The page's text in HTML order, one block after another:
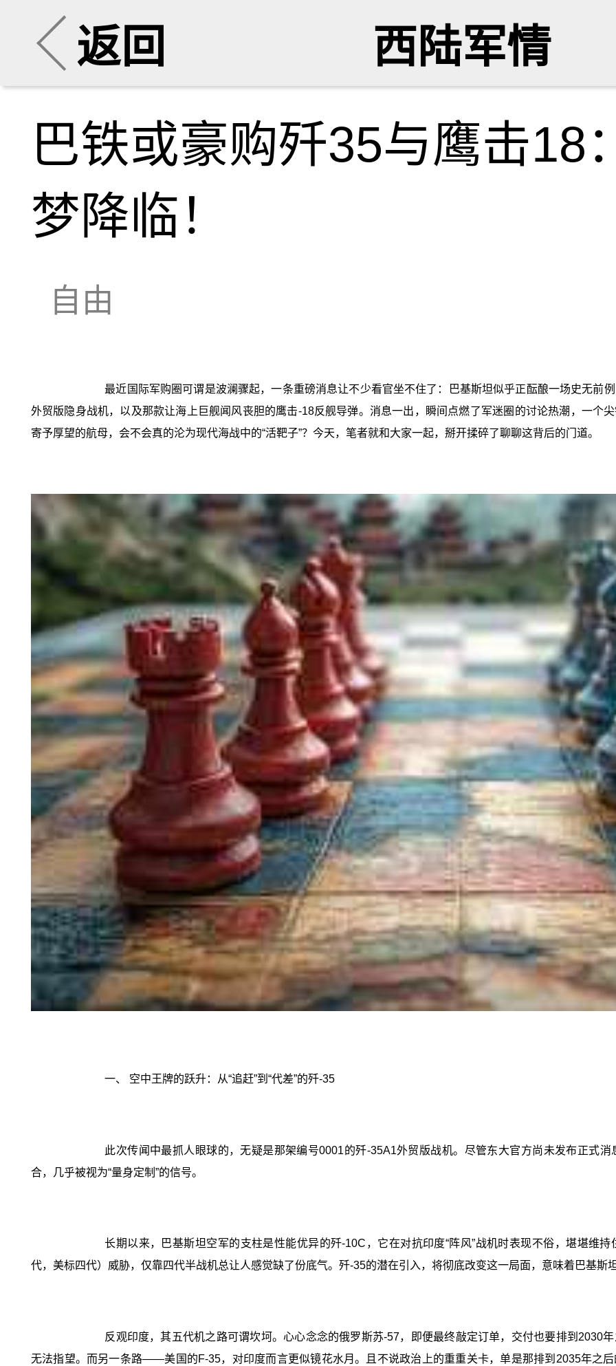
返回 西陆军情
巴铁或豪购歼35与鹰击18
梦降临！
自由
最近国际军购圈可谓是波澜骤起，一条重磅消息让不少看官坐不住了：巴基斯坦似乎正酝酿一场史无前
外贸版隐身战机，以及那款让海上巨舰闻风丧胆的鹰击-18反舰导弹。消息一出，瞬间点燃了军迷圈的讨论热潮，一个
寄予厚望的航母，会不会真的沦为现代海战中的“活靶子”？今天，笔者就和大家一起，掰开揉碎了聊聊这背后的门道。
一、 空中王牌的跃升：从“追赶”到“代差”的歼-35
此次传闻中最抓人眼球的，无疑是那架编号0001的歼-35A1外贸版战机。尽管东大官方尚未发布正式
合，几乎被视为“量身定制”的信号。
长期以来，巴基斯坦空军的支柱是性能优异的歼-10C，它在对抗印度“阵风”战机时表现不俗，堪堪维
代，美标四代）威胁，仅靠四代半战机总让人感觉缺了份底气。歼-35的潜在引入，将彻底改变这一局面，意味着巴基斯
反观印度，其五代机之路可谓坎坷。心心念念的俄罗斯苏-57，即便最终敲定订单，交付也要排到2030
无法指望。而另一条路——美国的F-35，对印度而言更似镜花水月。且不说政治上的重重关卡，单是那排到2035年之